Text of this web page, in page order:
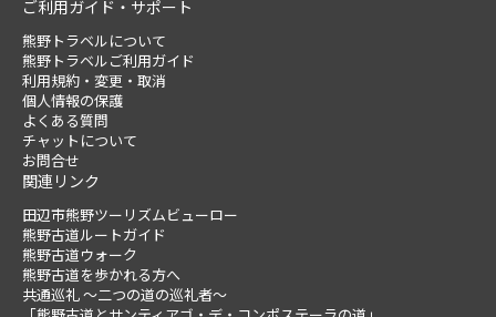
ご利用ガイド・サポート
熊野トラベルについて
熊野トラベルご利用ガイド
利用規約・変更・取消
個人情報の保護
よくある質問
チャットについて
お問合せ
関連リンク
田辺市熊野ツーリズムビューロー
熊野古道ルートガイド
熊野古道ウォーク
熊野古道を歩かれる方へ
共通巡礼 ～二つの道の巡礼者～